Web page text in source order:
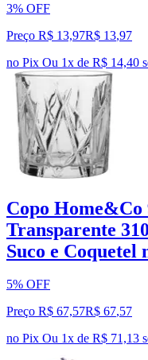
3% OFF
Preço R$ 13,97R$ 13,97
no Pix Ou 1x de R$ 14,40
Copo Home&Co
Transparente
Suco e Coquetel
5% OFF
Preço R$ 67,57R$ 67,57
no Pix Ou 1x de R$ 71,13